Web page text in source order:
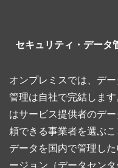
セキュリティ・データ
オンプレミスでは、デ
管理は自社で完結しま
はサービス提供者のデ
頼できる事業者を選ぶ
データを国内で管理し
ージョン（データセン